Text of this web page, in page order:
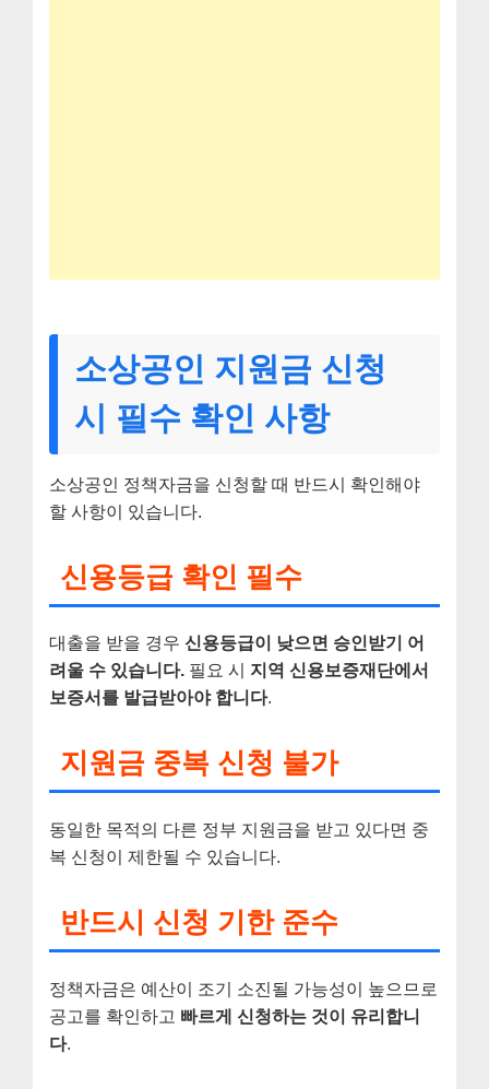
소상공인 지원금 신청
시 필수 확인 사항
소상공인 정책자금을 신청할 때 반드시 확인해야
할 사항이 있습니다.
신용등급 확인 필수
대출을 받을 경우 신용등급이 낮으면 승인받기 어
려울 수 있습니다. 필요 시 지역 신용보증재단에서
보증서를 발급받아야 합니다.
지원금 중복 신청 불가
동일한 목적의 다른 정부 지원금을 받고 있다면 중
복 신청이 제한될 수 있습니다.
반드시 신청 기한 준수
정책자금은 예산이 조기 소진될 가능성이 높으므로
공고를 확인하고 빠르게 신청하는 것이 유리합니
다.